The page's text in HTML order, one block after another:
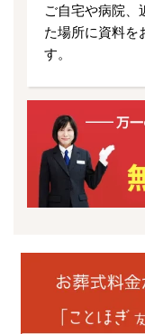
ご自宅や病院、
た場所に資料を
す。